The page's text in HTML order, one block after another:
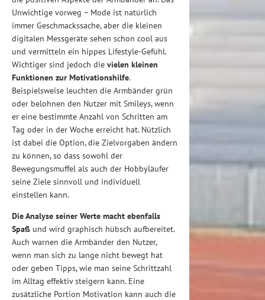
Unwichtige vorweg – Mode ist natürlich
immer Geschmackssache, aber die kleinen
digitalen Messgeräte sehen schon cool aus
und vermitteln ein hippes Lifestyle-Gefühl.
Wichtiger sind jedoch die vielen kleinen
Funktionen zur Motivationshilfe.
Beispielsweise leuchten die Armbänder grün
oder belohnen den Nutzer mit Smileys, wenn
er eine bestimmte Anzahl von Schritten am
Tag oder in der Woche erreicht hat. Nützlich
ist dabei die Option, die Zielvorgaben ändern
zu können, so dass sowohl der
Bewegungsmuffel als auch der Hobbyläufer
seine Ziele sinnvoll und individuell
einstellen kann.
Die Analyse seiner Werte macht ebenfalls
Spaß und wird graphisch hübsch aufbereitet.
Auch warnen die Armbänder den Nutzer,
wenn man sich zu lange nicht bewegt hat
oder geben Tipps, wie man seine Schrittzahl
im Alltag effektiv steigern kann. Eine
zusätzliche Portion Motivation kann auch die